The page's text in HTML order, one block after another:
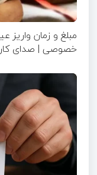
خصوصی | صدای